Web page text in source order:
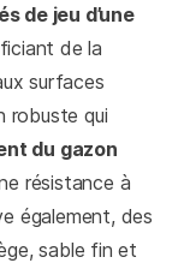
de jeu d’une
de la
surfaces
robuste qui
du gazon
résistance à
également, des
sable fin et